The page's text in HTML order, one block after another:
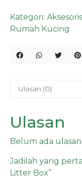
Kategori: Aksesoris
Rumah Kucing
Ulasan (0)
Ulasan
Belum ada ulasan.
Jadilah yang
Litter Box”